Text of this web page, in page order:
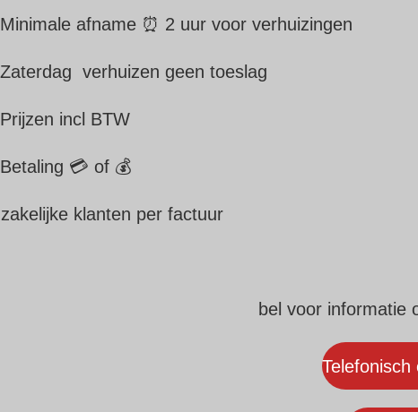
afname ⏰ 2 uur voor verhuizingen
verhuizen geen toeslag
incl BTW
💳 of 💰
klanten per factuur
bel voor informatie
Telefonisch